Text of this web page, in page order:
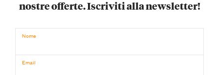
nostre offerte. Iscriviti alla newsletter!
Nome
Email